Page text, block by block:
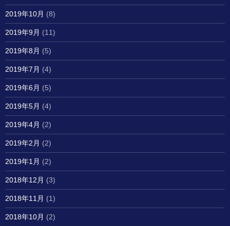
2019年10月 (8)
2019年9月 (11)
2019年8月 (5)
2019年7月 (4)
2019年6月 (5)
2019年5月 (4)
2019年4月 (2)
2019年2月 (2)
2019年1月 (2)
2018年12月 (3)
2018年11月 (1)
2018年10月 (2)